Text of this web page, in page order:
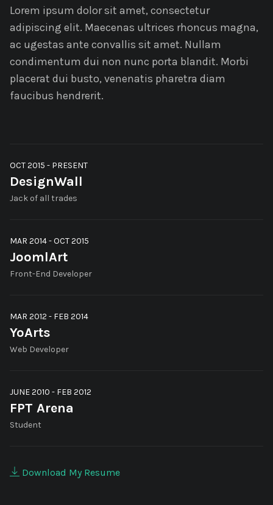
Lorem ipsum dolor sit amet, consectetur
adipiscing elit. Maecenas ultrices rhoncus magna,
ac ugestas ante convallis sit amet. Nullam
condimentum dui non nunc porta blandit. Morbi
placerat dui busto, venenatis pharetra diam
faucibus hendrerit.
OCT 2015 - PRESENT
DesignWall
Jack of all trades
MAR 2014 - OCT 2015
JoomlArt
Front-End Developer
MAR 2012 - FEB 2014
YoArts
Web Developer
JUNE 2010 - FEB 2012
FPT Arena
Student
Download My Resume